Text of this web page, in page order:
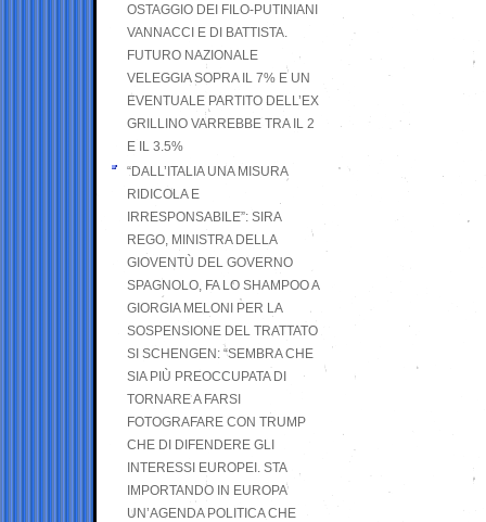
OSTAGGIO DEI FILO-PUTINIANI
VANNACCI E DI BATTISTA.
FUTURO NAZIONALE
VELEGGIA SOPRA IL 7% E UN
EVENTUALE PARTITO DELL’EX
GRILLINO VARREBBE TRA IL 2
E IL 3.5%
“DALL’ITALIA UNA MISURA
RIDICOLA E
IRRESPONSABILE”: SIRA
REGO, MINISTRA DELLA
GIOVENTÙ DEL GOVERNO
SPAGNOLO, FA LO SHAMPOO A
GIORGIA MELONI PER LA
SOSPENSIONE DEL TRATTATO
SI SCHENGEN: “SEMBRA CHE
SIA PIÙ PREOCCUPATA DI
TORNARE A FARSI
FOTOGRAFARE CON TRUMP
CHE DI DIFENDERE GLI
INTERESSI EUROPEI. STA
IMPORTANDO IN EUROPA
UN’AGENDA POLITICA CHE